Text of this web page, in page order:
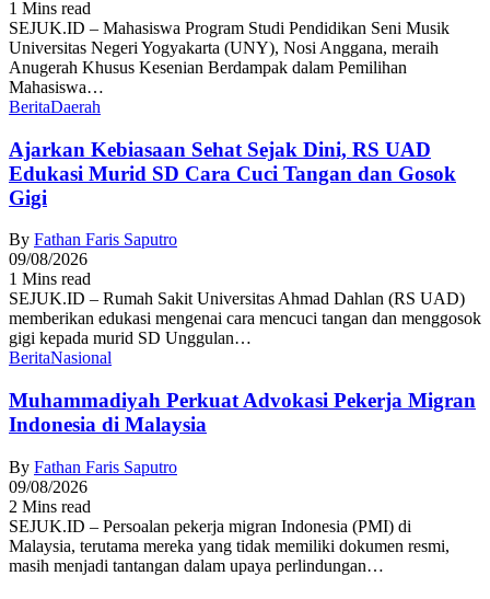
1 Mins read
SEJUK.ID – Mahasiswa Program Studi Pendidikan Seni Musik
Universitas Negeri Yogyakarta (UNY), Nosi Anggana, meraih
Anugerah Khusus Kesenian Berdampak dalam Pemilihan
Mahasiswa…
BeritaDaerah
Ajarkan Kebiasaan Sehat Sejak Dini, RS UAD
Edukasi Murid SD Cara Cuci Tangan dan Gosok
Gigi
By Fathan Faris Saputro
09/08/2026
1 Mins read
SEJUK.ID – Rumah Sakit Universitas Ahmad Dahlan (RS UAD)
memberikan edukasi mengenai cara mencuci tangan dan menggosok
gigi kepada murid SD Unggulan…
BeritaNasional
Muhammadiyah Perkuat Advokasi Pekerja Migran
Indonesia di Malaysia
By Fathan Faris Saputro
09/08/2026
2 Mins read
SEJUK.ID – Persoalan pekerja migran Indonesia (PMI) di
Malaysia, terutama mereka yang tidak memiliki dokumen resmi,
masih menjadi tantangan dalam upaya perlindungan…